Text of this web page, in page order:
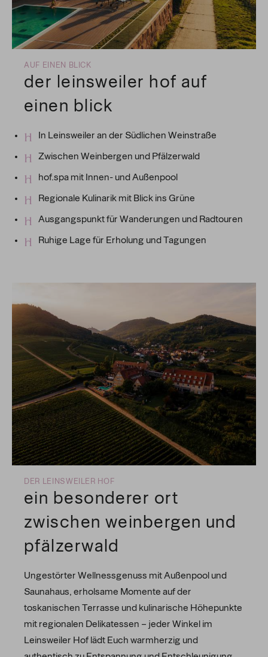
AUF EINEN BLICK
der leinsweiler hof auf
einen blick
In Leinsweiler an der Südlichen Weinstraße
Zwischen Weinbergen und Pfälzerwald
hof.spa mit Innen- und Außenpool
Regionale Kulinarik mit Blick ins Grüne
Ausgangspunkt für Wanderungen und Radtouren
Ruhige Lage für Erholung und Tagungen
DER LEINSWEILER HOF
ein besonderer ort
zwischen weinbergen und
pfälzerwald
Ungestörter Wellnessgenuss mit Außenpool und
Saunahaus, erholsame Momente auf der
toskanischen Terrasse und kulinarische Höhepunkte
mit regionalen Delikatessen – jeder Winkel im
Leinsweiler Hof lädt Euch warmherzig und